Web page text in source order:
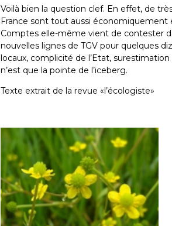
Voilà bien la question clef. En effet, de
France sont tout aussi
Comptes elle-même vient de contester
nouvelles lignes de TGV pour quelques
locaux, complicité de l’Etat,
n’est que la pointe de l’iceberg.
Texte extrait de la revue «l’écologiste»